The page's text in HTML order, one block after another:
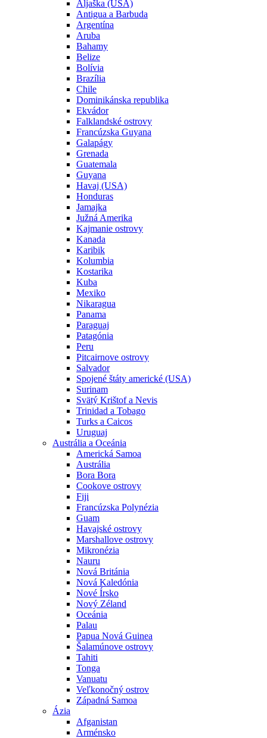
Aljaška (USA)
Antigua a Barbuda
Argentína
Aruba
Bahamy
Belize
Bolívia
Brazília
Chile
Dominikánska republika
Ekvádor
Falklandské ostrovy
Francúzska Guyana
Galapágy
Grenada
Guatemala
Guyana
Havaj (USA)
Honduras
Jamajka
Južná Amerika
Kajmanie ostrovy
Kanada
Karibik
Kolumbia
Kostarika
Kuba
Mexiko
Nikaragua
Panama
Paraguaj
Patagónia
Peru
Pitcairnove ostrovy
Salvador
Spojené štáty americké (USA)
Surinam
Svätý Krištof a Nevis
Trinidad a Tobago
Turks a Caicos
Uruguaj
Austrália a Oceánia
Americká Samoa
Austrália
Bora Bora
Cookove ostrovy
Fiji
Francúzska Polynézia
Guam
Havajské ostrovy
Marshallove ostrovy
Mikronézia
Nauru
Nová Británia
Nová Kaledónia
Nové Írsko
Nový Zéland
Oceánia
Palau
Papua Nová Guinea
Šalamúnove ostrovy
Tahiti
Tonga
Vanuatu
Veľkonočný ostrov
Západná Samoa
Ázia
Afganistan
Arménsko